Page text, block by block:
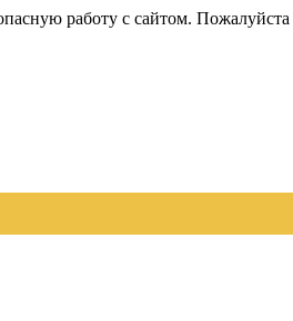
работу с сайтом. Пожалуйста